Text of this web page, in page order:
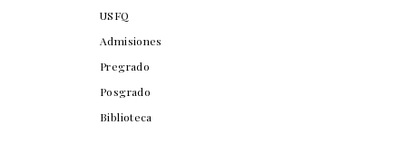
USFQ
Admisiones
Pregrado
Posgrado
Biblioteca